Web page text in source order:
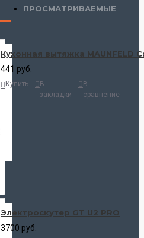
ПРОСМАТРИВАЕМЫЕ
Кухонная вытяжка MAUNFELD
441 руб.
Купить
В
закладки
В
сравнение
Электроскутер GT U2 PRO
3700 руб.